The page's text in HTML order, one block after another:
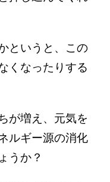
というと、この
くなったりする
が増え、元気を
ルギー源の消化
うか？